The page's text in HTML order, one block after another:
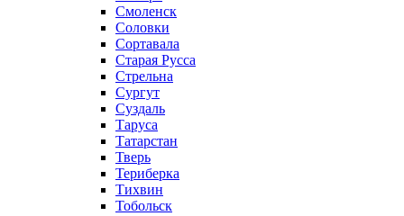
Смоленск
Соловки
Сортавала
Старая Русса
Стрельна
Сургут
Суздаль
Таруса
Татарстан
Тверь
Териберка
Тихвин
Тобольск